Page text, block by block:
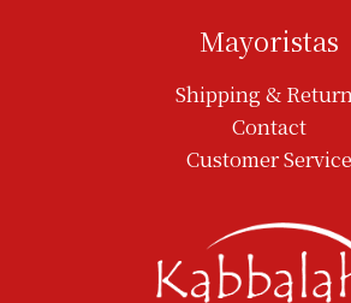
Mayoristas
Shipping &
Contact
Customer Service